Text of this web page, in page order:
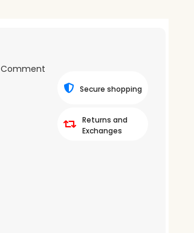
Comment
Secure shopping
Returns and
Exchanges